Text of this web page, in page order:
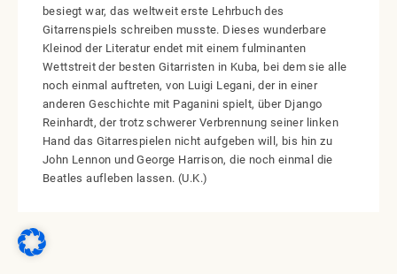
besiegt war, das weltweit erste Lehrbuch des
Gitarrenspiels schreiben musste. Dieses wunderbare
Kleinod der Literatur endet mit einem fulminanten
Wettstreit der besten Gitarristen in Kuba, bei dem sie alle
noch einmal auftreten, von Luigi Legani, der in einer
anderen Geschichte mit Paganini spielt, über Django
Reinhardt, der trotz schwerer Verbrennung seiner linken
Hand das Gitarrespielen nicht aufgeben will, bis hin zu
John Lennon und George Harrison, die noch einmal die
Beatles aufleben lassen. (U.K.)